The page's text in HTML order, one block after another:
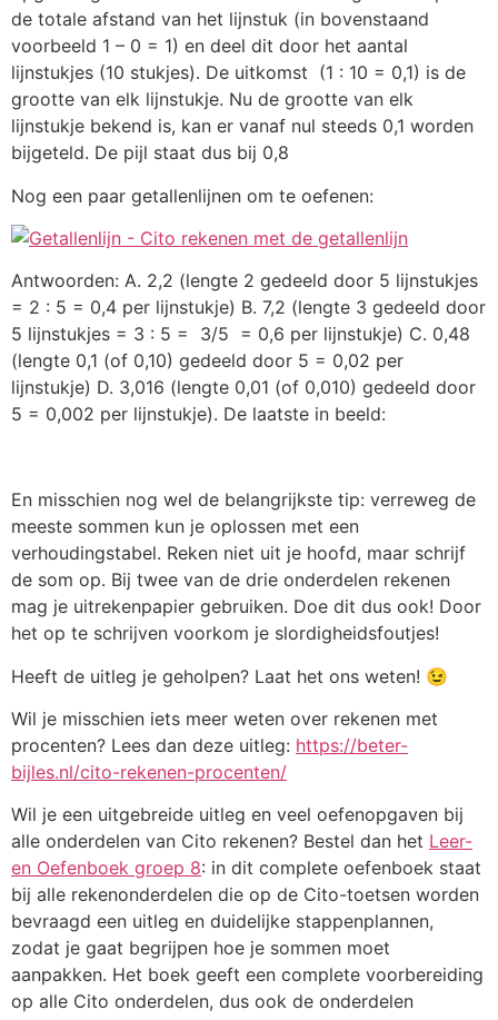
de totale afstand van het lijnstuk (in bovenstaand
voorbeeld 1 – 0 = 1) en deel dit door het aantal
lijnstukjes (10 stukjes). De uitkomst (1 : 10 = 0,1) is de
grootte van elk lijnstukje. Nu de grootte van elk
lijnstukje bekend is, kan er vanaf nul steeds 0,1 worden
bijgeteld. De pijl staat dus bij 0,8
Nog een paar getallenlijnen om te oefenen:
Antwoorden: A. 2,2 (lengte 2 gedeeld door 5 lijnstukjes
= 2 : 5 = 0,4 per lijnstukje) B. 7,2 (lengte 3 gedeeld door
5 lijnstukjes = 3 : 5 = 3/5 = 0,6 per lijnstukje) C. 0,48
(lengte 0,1 (of 0,10) gedeeld door 5 = 0,02 per
lijnstukje) D. 3,016 (lengte 0,01 (of 0,010) gedeeld door
5 = 0,002 per lijnstukje). De laatste in beeld:
En misschien nog wel de belangrijkste tip: verreweg de
meeste sommen kun je oplossen met een
verhoudingstabel. Reken niet uit je hoofd, maar schrijf
de som op. Bij twee van de drie onderdelen rekenen
mag je uitrekenpapier gebruiken. Doe dit dus ook! Door
het op te schrijven voorkom je slordigheidsfoutjes!
Heeft de uitleg je geholpen? Laat het ons weten! 😉
Wil je misschien iets meer weten over rekenen met
procenten? Lees dan deze uitleg: https://beter-
bijles.nl/cito-rekenen-procenten/
Wil je een uitgebreide uitleg en veel oefenopgaven bij
alle onderdelen van Cito rekenen? Bestel dan het Leer-
en Oefenboek groep 8: in dit complete oefenboek staat
bij alle rekenonderdelen die op de Cito-toetsen worden
bevraagd een uitleg en duidelijke stappenplannen,
zodat je gaat begrijpen hoe je sommen moet
aanpakken. Het boek geeft een complete voorbereiding
op alle Cito onderdelen, dus ook de onderdelen